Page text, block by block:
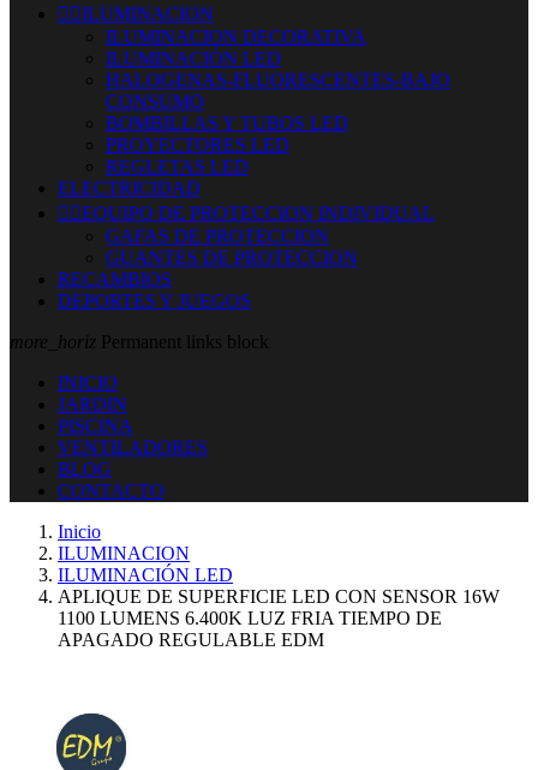
 ILUMINACION
ILUMINACION DECORATIVA
ILUMINACIÓN LED
HALOGENAS-FLUORESCENTES-BAJO
CONSUMO
BOMBILLAS Y TUBOS LED
PROYECTORES LED
REGLETAS LED
ELECTRICIDAD
 EQUIPO DE PROTECCION INDIVIDUAL
GAFAS DE PROTECCION
GUANTES DE PROTECCION
RECAMBIOS
DEPORTES Y JUEGOS
more_horiz Permanent links block
INICIO
JARDIN
PISCINA
VENTILADORES
BLOG
CONTACTO
Inicio
ILUMINACION
ILUMINACIÓN LED
APLIQUE DE SUPERFICIE LED CON SENSOR 16W
1100 LUMENS 6.400K LUZ FRIA TIEMPO DE
APAGADO REGULABLE EDM